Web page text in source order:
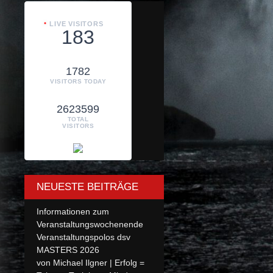
LIVE VISITORS
183
1782
VISITORS TODAY
2623599
TOTAL
VISITORS
NEUESTE BEITRÄGE
Informationen zum
Veranstaltungswochenende
Veranstaltungspolos dsv
MASTERS 2026
von Michael Ilgner | Erfolg =